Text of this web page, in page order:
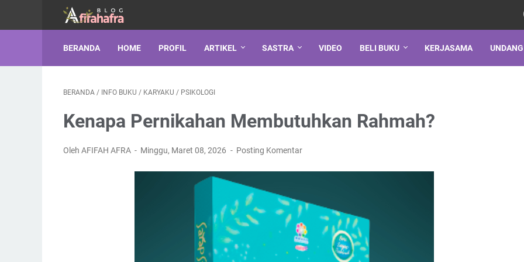
BERANDA HOME PROFIL ARTIKEL SASTRA VIDEO BELI BUKU KERJASAMA
BERANDA / INFO BUKU / KARYAKU / PSIKOLOGI
Kenapa Pernikahan Membutuhkan Rahmah?
Oleh AFIFAH AFRA Minggu, Maret 08, 2026 Posting Komentar